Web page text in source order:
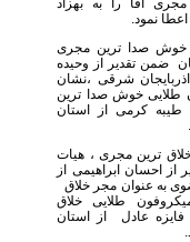
آقا را به بهزاد
اعطا نمود.
خوش صدا ترین مجری
ضمن تقدیر از وحیده
شرقی ،نشان
طلایی خوش صدا ترین
طیبه کرمی از استان
ترین مجری ، هیات
از احسان ابراهیمی از
به عنوان مجر خلاق
طلایی خلاق
عادل از استان